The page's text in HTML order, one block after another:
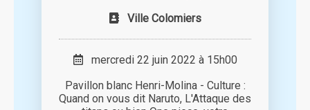
Ville Colomiers
mercredi 22 juin 2022 à 15h00
Pavillon blanc Henri-Molina - Culture :
Quand on vous dit Naruto, L'Attaque des